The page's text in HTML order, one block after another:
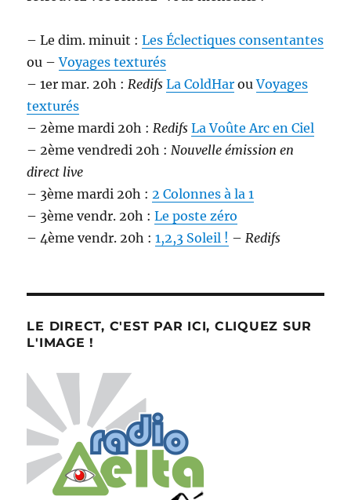
– Le dim. minuit :Les Éclectiques consentantes
ou –Voyages texturés
– 1er mar. 20h :Redifs La ColdHar ouVoyages
texturés
– 2ème mardi 20h :Redifs La Voûte Arc en Ciel
– 2ème vendredi 20h :Nouvelle émission en
direct live
– 3ème mardi 20h :2 Colonnes à la 1
– 3ème vendr. 20h :Le poste zéro
– 4ème vendr. 20h :1,2,3 Soleil ! –Redifs
LE DIRECT, C'EST PAR ICI, CLIQUEZ SUR
L'IMAGE !